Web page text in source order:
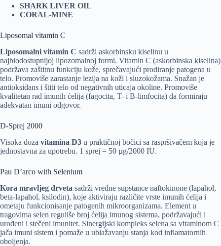
SHARK LIVER OIL
CORAL-MINE
Liposomal vitamin C
Liposomalni vitamin C sadrži askorbinsku kiselinu u
najbiodostupnijoj lipozomalnoj formi. Vitamin C (askorbinska kiselina)
podržava zaštitnu funkciju kože, sprečavajući prodiranje patogena u
telo. Promoviše zarastanje lezija na koži i sluzokožama. Snažan je
antioksidans i štiti telo od negativnih uticaja okoline. Promoviše
kvalitetan rad imunih ćelija (fagocita, T- i B-limfocita) da formiraju
adekvatan imuni odgovor.
D-Sprej 2000
Visoka doza vitamina D3 u praktičnoj bočici sa raspršivačem koja je
jednostavna za upotrebu. 1 sprej = 50 µg/2000 IU.
Pau D’arco with Selenium
Kora mravljeg drveta sadrži vredne supstance naftokinone (lapahol,
beta-lapahol, ksilodin), koje aktiviraju različite vrste imunih ćelija i
ometaju funkcionisanje patogenih mikroorganizama. Element u
tragovima selen reguliše broj ćelija imunog sistema, podržavajući i
urođeni i stečeni imunitet. Sinergijski kompleks selena sa vitaminom C
jača imuni sistem i pomaže u ublažavanju stanja kod inflamatornih
oboljenja.